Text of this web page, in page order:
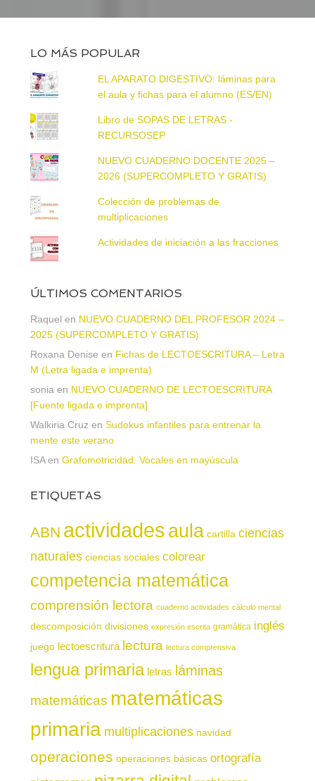
LO MÁS POPULAR
EL APARATO DIGESTIVO: láminas para
el aula y fichas para el alumno (ES/EN)
Libro de SOPAS DE LETRAS -
RECURSOSEP
NUEVO CUADERNO DOCENTE 2025 –
2026 (SUPERCOMPLETO Y GRATIS)
Colección de problemas de
multiplicaciones
Actividades de iniciación a las fracciones
ÚLTIMOS COMENTARIOS
Raquel en NUEVO CUADERNO DEL PROFESOR 2024 –
2025 (SUPERCOMPLETO Y GRATIS)
Roxana Denise en Fichas de LECTOESCRITURA – Letra
M (Letra ligada e imprenta)
sonia en NUEVO CUADERNO DE LECTOESCRITURA
[Fuente ligada e imprenta]
Walkiria Cruz en Sudokus infantiles para entrenar la
mente este verano
ISAen Grafomotricidad. Vocales en mayúscula
ETIQUETAS
ABN actividadesaula cartilla ciencias
naturales ciencias sociales colorear
competencia matemática
comprensión lectora cuaderno actividades cálculo mental
descomposición divisiones expresión escrita gramática inglés
juego lectoescritura lectura lectura comprensiva
lengua primaria letras láminas
matemáticas matemáticas
primaria multiplicaciones navidad
operaciones operaciones básicas ortografía